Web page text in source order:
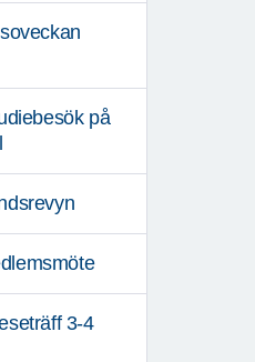
på
3-4